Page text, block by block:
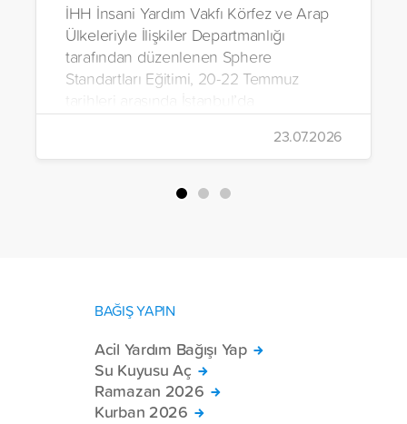
İHH İnsani Yardım Vakfı Körfez ve Arap
Ülkeleriyle İlişkiler Departmanlığı
tarafından düzenlenen Sphere
Standartları Eğitimi, 20-22 Temmuz
gerçekleştirildi.
23.07.2026
BAĞIŞ YAPIN
Acil Yardım Bağışı Yap
Su Kuyusu Aç
Ramazan 2026
Kurban 2026